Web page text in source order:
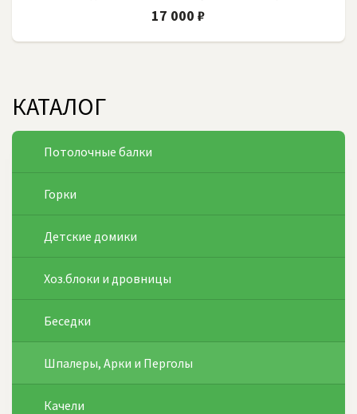
17 000 ₽
КАТАЛОГ
Потолочные балки
Горки
Детские домики
Хоз.блоки и дровницы
Беседки
Шпалеры, Арки и Перголы
Качели